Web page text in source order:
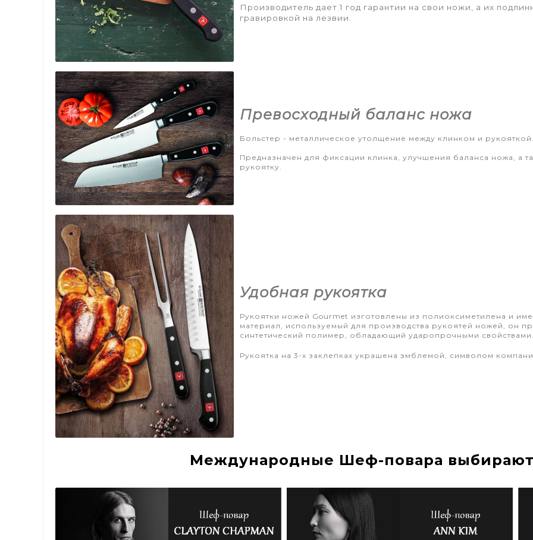
Производитель дает 1 год гарантии на свои ножи, а их
гравировкой на лезвии.
Превосходный баланс ножа
Больстер - металлическое утолщение между клинком и рукояткой.
Предназначен для фиксации клинка, улучшения баланса ножа, а
рукоятку.
Удобная рукоятка
Рукоятки ножей Gourmet изготовлены из полиоксиметилена и
материал, используемый для производства рукоятей ножей, он
синтетический полимер, обладающий ударопрочными свойствами.
Рукоятка на 3-х заклепках украшена эмблемой, символом
Международные Шеф-повара